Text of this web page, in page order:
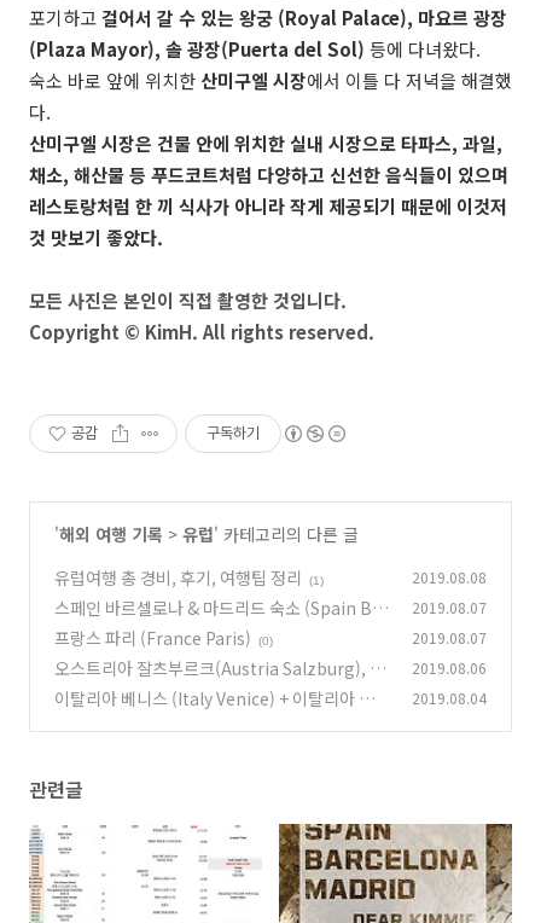
포기하고걸어서 갈 수 있는 왕궁 (Royal Palace), 마요르 광장
(Plaza Mayor), 솔 광장(Puerta del Sol) 등에 다녀왔다.
숙소 바로 앞에 위치한 산미구엘 시장에서 이틀 다 저녁을 해결했
다.
산미구엘 시장은 건물 안에 위치한 실내 시장으로 타파스, 과일,
채소, 해산물 등 푸드코트처럼 다양하고 신선한 음식들이 있으며
레스토랑처럼 한 끼 식사가 아니라 작게 제공되기 때문에 이것저
것 맛보기 좋았다.
모든 사진은 본인이 직접 촬영한 것입니다.
Copyright © KimH. All rights reserved.
공감 구독하기
'해외 여행 기록 > 유럽' 카테고리의 다른 글
유럽여행 총 경비, 후기, 여행팁 정리
(1) 2019.08.08
스페인 바르셀로나 & 마드리드 숙소 (Spain Bar
celona & Madrid) (1)
2019.08.07
프랑스 파리 (France Paris) (0) 2019.08.07
오스트리아 잘츠부르크(Austria Salzburg), 독
일 뮌헨, 프랑크푸르트 & 하이델베르크(Germa
2019.08.06
이탈리아 베니스 (Italy Venice) + 이탈리아 여행
2019.08.04
관련글